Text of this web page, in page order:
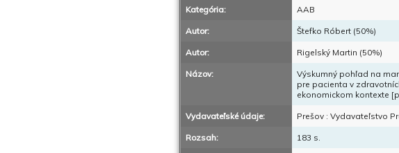
Kategória: AAB
Autor: Štefko Róbert (50%)
Autor: Rigelský Martin (50%)
Názov:
Výskumný pohľad na
pre pacienta v
ekonomickom kontexte
Vydavateľské údaje: Prešov : Vydavateľstvo
Rozsah: 183 s.